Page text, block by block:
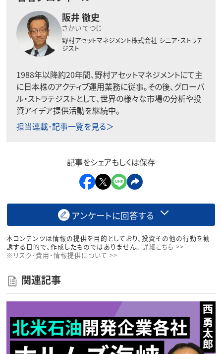
阪井 徹史
さかい てつじ
野村アセットマネジメント株式会社 シニア・ストラテ
ジスト
1988年以降約20年間、野村アセットマネジメントにて主
に日本株のアクティブ運用業務に従事。その後、グローバ
ル・ストラテジストとして、世界の様々な市場の分析や投
資アイデア提供活動を継続中。
担当連載･記事一覧を見る＞
記事をシェアもしくは保存
アンケートに回答する
本コンテンツは情報の提供を目的としており、投資その他の行動を勧
誘する目的で、作成したものではありません。 詳細こちら >>
※リスク・費用・情報提供について >>
関連記事